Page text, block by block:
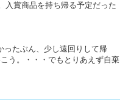
入賞商品を持ち帰る予定だった
ったぶん、少し遠回りして帰
う。・・・でもとりあえず自棄